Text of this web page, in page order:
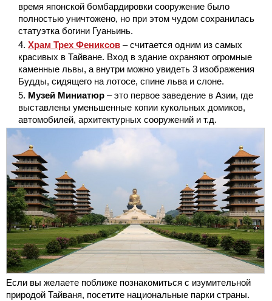
время японской бомбардировки сооружение было
полностью уничтожено, но при этом чудом сохранилась
статуэтка богини Гуаньинь.
Храм Трех Фениксов – считается одним из самых
красивых в Тайване. Вход в здание охраняют огромные
каменные львы, а внутри можно увидеть 3 изображения
Будды, сидящего на лотосе, спине льва и слоне.
Музей Миниатюр – это первое заведение в Азии, где
выставлены уменьшенные копии кукольных домиков,
автомобилей, архитектурных сооружений и т.д.
Если вы желаете поближе познакомиться с изумительной
природой Тайваня, посетите национальные парки страны.